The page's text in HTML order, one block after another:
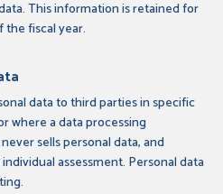
This information is retained for
the fiscal year.
data to third parties in specific
where a data processing
sells personal data, and
assessment. Personal data